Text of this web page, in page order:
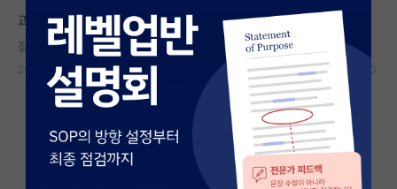
국내대학원 정보
연구실&오픈랩
커뮤니티
커뮤니티 홈
전체글보기
과분한곳에 합격한것같아요
점잖은 윌리엄 셰익스피어
2024.10.31 13 18765